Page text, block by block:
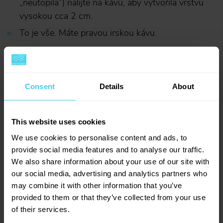
Consent Details About
This website uses cookies
We use cookies to personalise content and ads, to
provide social media features and to analyse our traffic.
We also share information about your use of our site with
our social media, advertising and analytics partners who
may combine it with other information that you’ve
provided to them or that they’ve collected from your use
of their services.
„neutopila“) nalijte na kávu, aby vytvořila vrstvu
vysokou cca 2 cm.
To je vše. Máte pravou irskou kávu.
Jak podávat? Hlavně
nemíchat!
smetany „srkáme“ horkou kávu s alkoholem. Každý
jiný způsob vás připraví o požitek, který v kávovém
světě nemá konkurenci.
Užijte si jej a nezapomeňte – 25. ledna má irská káva
svátek!